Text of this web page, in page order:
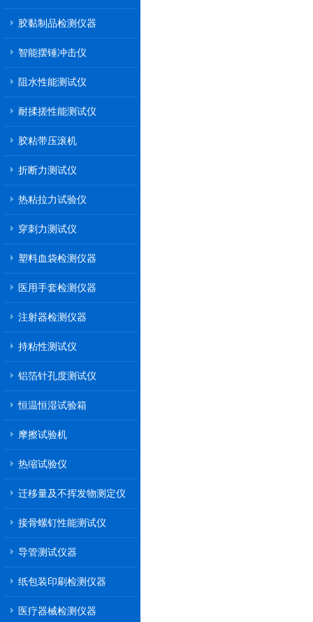
胶黏制品检测仪器
智能摆锤冲击仪
阻水性能测试仪
耐揉搓性能测试仪
胶粘带压滚机
折断力测试仪
热粘拉力试验仪
穿刺力测试仪
塑料血袋检测仪器
医用手套检测仪器
注射器检测仪器
持粘性测试仪
铝箔针孔度测试仪
恒温恒湿试验箱
摩擦试验机
热缩试验仪
迁移量及不挥发物测定仪
接骨螺钉性能测试仪
导管测试仪器
纸包装印刷检测仪器
医疗器械检测仪器